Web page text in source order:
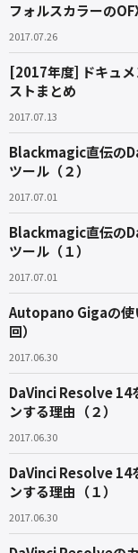
フォルスカラーの
2017.07.26
[2017年度] ドキュ
ストまとめ
2017.07.13
Blackmagic直伝の
ツール（２）
2017.07.01
Blackmagic直伝の
ツール（１）
2017.07.01
Autopano Gigaの使
回）
2017.06.30
DaVinci Resolve 14
ンする理由（２）
2017.06.30
DaVinci Resolve 14
ンする理由（１）
2017.06.30